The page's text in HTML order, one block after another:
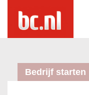
Bedrijf starten